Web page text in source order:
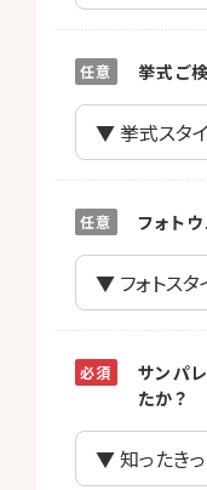
挙式ご
フォト
サンパ
たか？